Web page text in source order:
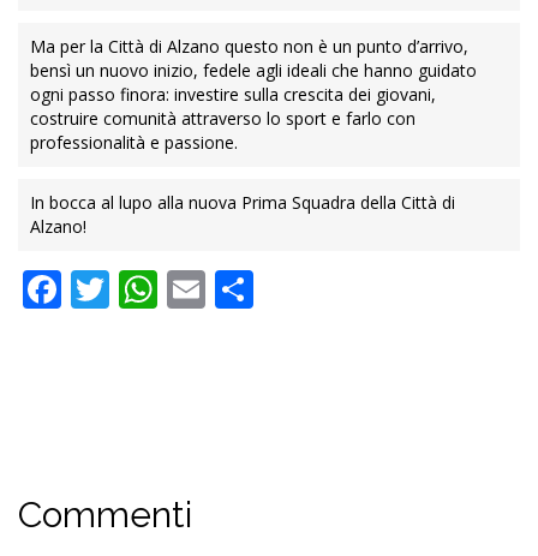
Ma per la Città di Alzano questo non è un punto d’arrivo,
bensì un nuovo inizio, fedele agli ideali che hanno guidato
ogni passo finora: investire sulla crescita dei giovani,
costruire comunità attraverso lo sport e farlo con
professionalità e passione.
In bocca al lupo alla nuova Prima Squadra della Città di
Alzano!
Facebook
Twitter
WhatsApp
Email
Commenti